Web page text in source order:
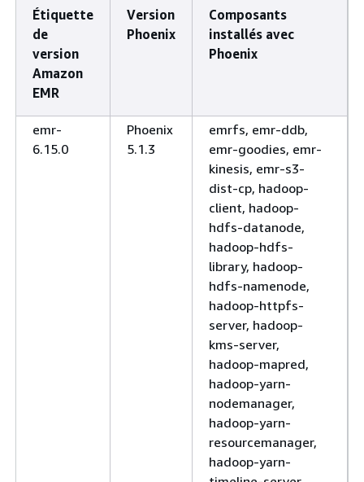
Étiquette
de
version
Amazon
EMR
Version
Phoenix
Composants
installés avec
Phoenix
emr-
6.15.0
Phoenix
5.1.3
emrfs, emr-ddb,
emr-goodies, emr-
kinesis, emr-s3-
dist-cp, hadoop-
client, hadoop-
hdfs-datanode,
hadoop-hdfs-
library, hadoop-
hdfs-namenode,
hadoop-httpfs-
server, hadoop-
kms-server,
hadoop-mapred,
hadoop-yarn-
nodemanager,
hadoop-yarn-
resourcemanager,
hadoop-yarn-